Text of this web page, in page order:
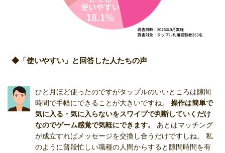
◆「使いやすい」と回答した人たちの声
ひと月ほど使ったのですがタップルのいいところは隙間
時間で手軽にできることが大きいですね。
操作は簡単で
気に入る・気に入らないをスワイプで判断していくだけ
なのでゲーム感覚で気軽にできます。 あとはマッチング
が成立すればメッセージを交換し合うだけですしね。 私
のように普段忙しい職種の人間からすると隙間時間を有